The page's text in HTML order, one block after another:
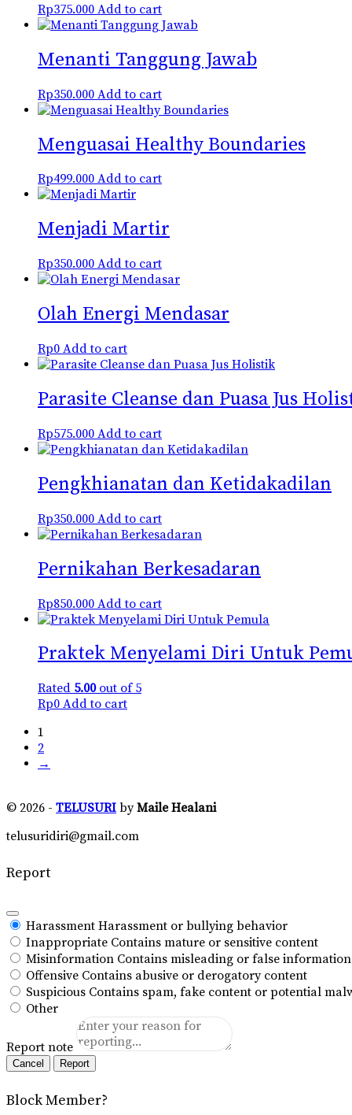
Rp375.000 Add to cart
Menanti Tanggung Jawab
Rp350.000 Add to cart
Menguasai Healthy Boundaries
Rp499.000 Add to cart
Menjadi Martir
Rp350.000 Add to cart
Olah Energi Mendasar
Rp0 Add to cart
Parasite Cleanse dan Puasa Jus
Rp575.000 Add to cart
Pengkhianatan dan Ketidakadilan
Rp350.000 Add to cart
Pernikahan Berkesadaran
Rp850.000 Add to cart
Praktek Menyelami Diri Untuk
Rated 5.00out of 5
Rp0 Add to cart
1
2
→
© 2026 - TELUSURI byMaile Healani
telusuridiri@gmail.com
Report
Harassment Harassment or bullying behavior
Inappropriate Contains mature or sensitive content
Misinformation Contains misleading or false information
Offensive Contains abusive or derogatory content
Suspicious Contains spam, fake content or potential
Other
Report note
Report
Block Member?